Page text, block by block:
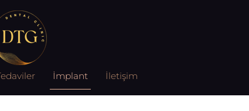
İmplant İletişim